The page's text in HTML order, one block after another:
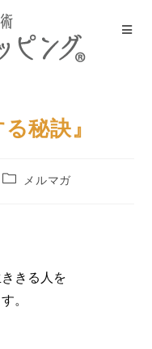
秘訣』
メルマガ
きる人を
。